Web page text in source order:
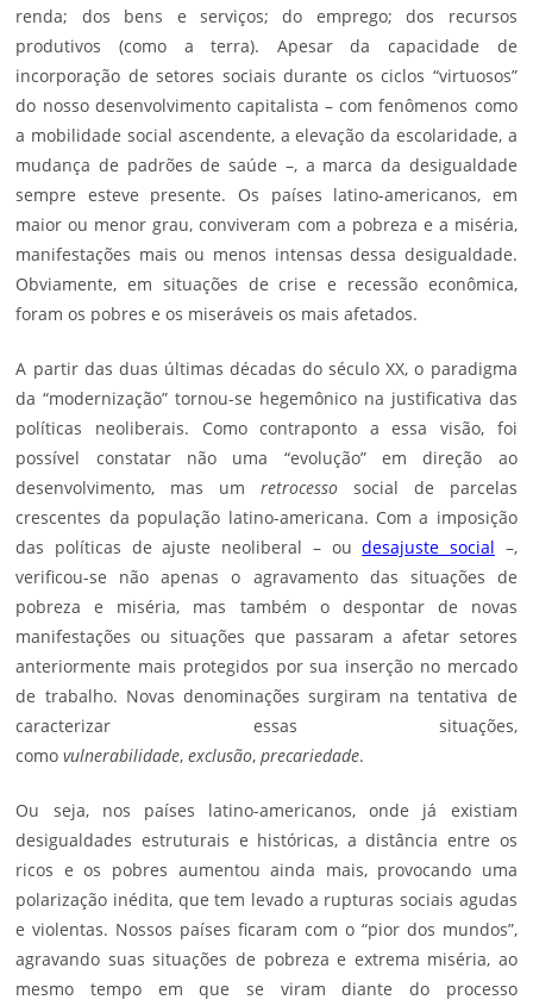
renda; dos bens e serviços; do emprego; dos recursos
produtivos (como a terra). Apesar da capacidade de
incorporação de setores sociais durante os ciclos “virtuosos”
do nosso desenvolvimento capitalista – com fenômenos como
a mobilidade social ascendente, a elevação da escolaridade, a
mudança de padrões de saúde –, a marca da desigualdade
sempre esteve presente. Os países latino-americanos, em
maior ou menor grau, conviveram com a pobreza e a miséria,
manifestações mais ou menos intensas dessa desigualdade.
Obviamente, em situações de crise e recessão econômica,
foram os pobres e os miseráveis os mais afetados.
A partir das duas últimas décadas do século XX, o paradigma
da “modernização” tornou-se hegemônico na justificativa das
políticas neoliberais. Como contraponto a essa visão, foi
possível constatar não uma “evolução” em direção ao
desenvolvimento, mas um retrocesso social de parcelas
crescentes da população latino-americana. Com a imposição
das políticas de ajuste neoliberal – oudesajuste social –,
verificou-se não apenas o agravamento das situações de
pobreza e miséria, mas também o despontar de novas
manifestações ou situações que passaram a afetar setores
anteriormente mais protegidos por sua inserção no mercado
de trabalho. Novas denominações surgiram na tentativa de
caracterizar essas situações,
comovulnerabilidade,exclusão,precariedade.
Ou seja, nos países latino-americanos, onde já existiam
desigualdades estruturais e históricas, a distância entre os
ricos e os pobres aumentou ainda mais, provocando uma
polarização inédita, que tem levado a rupturas sociais agudas
e violentas. Nossos países ficaram com o “pior dos mundos”,
agravando suas situações de pobreza e extrema miséria, ao
mesmo tempo em que se viram diante do processo